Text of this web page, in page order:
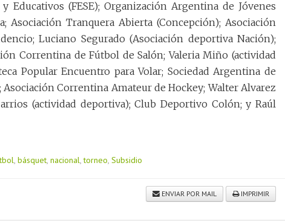
Educativos (FESE); Organización Argentina de Jóvenes
Asociación Tranquera Abierta (Concepción); Asociación
Luciano Segurado (Asociación deportiva Nación);
Correntina de Fútbol de Salón; Valeria Miño (actividad
Popular Encuentro para Volar; Sociedad Argentina de
Correntina Amateur de Hockey; Walter Alvarez
(actividad deportiva); Club Deportivo Colón; y Raúl
, básquet, nacional,torneo, Subsidio
ENVIAR POR MAIL IMPRIMIR